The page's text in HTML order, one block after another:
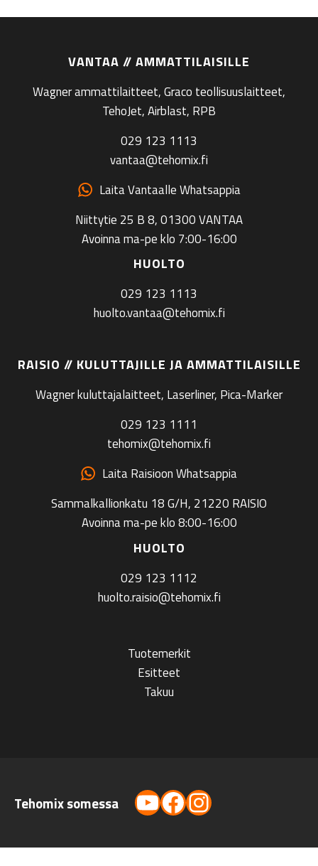
VANTAA // AMMATTILAISILLE
Wagner ammattilaitteet, Graco teollisuuslaitteet,
TehoJet, Airblast, RPB
029 123 1113
vantaa@tehomix.fi
Laita Vantaalle Whatsappia
Niittytie 25 B 8, 01300 VANTAA
Avoinna ma-pe klo 7:00-16:00
HUOLTO
029 123 1113
huolto.vantaa@tehomix.fi
RAISIO // KULUTTAJILLE JA AMMATTILAISILLE
Wagner kuluttajalaitteet, Laserliner, Pica-Marker
029 123 1111
tehomix@tehomix.fi
Laita Raisioon Whatsappia
Sammalkallionkatu 18 G/H, 21220 RAISIO
Avoinna ma-pe klo 8:00-16:00
HUOLTO
029 123 1112
huolto.raisio@tehomix.fi
Tuotemerkit
Esitteet
Takuu
Tehomix somessa YouTube
Facebook
Instagram